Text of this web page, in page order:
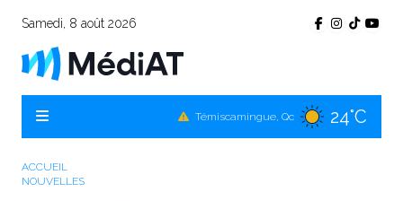
Samedi, 8 août 2026
La Sarre, Qc 20°C
ACCUEIL
NOUVELLES